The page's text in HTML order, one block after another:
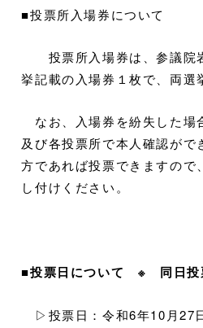
■投票所入場券について
投票所入場券は、参議院
挙記載の入場券１枚で、両選
なお、入場券を紛失した場
及び各投票所で本人確認がで
方であれば投票できますので
し付けください。
■投票日について ※ 同日投
▷投票日：令和6年10月27